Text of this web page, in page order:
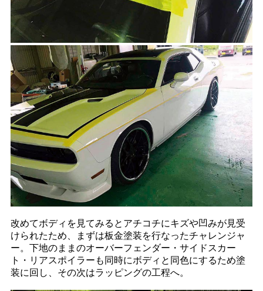
改めてボディを見てみるとアチコチにキズや凹みが見受
けられたため、まずは板金塗装を行なったチャレンジャ
ー。下地のままのオーバーフェンダー・サイドスカー
ト・リアスポイラーも同時にボディと同色にするため塗
装に回し、その次はラッピングの工程へ。